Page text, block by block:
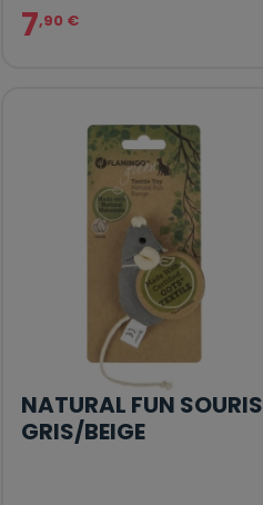
7,90 €
NATURAL FUN SOURIS
GRIS/BEIGE